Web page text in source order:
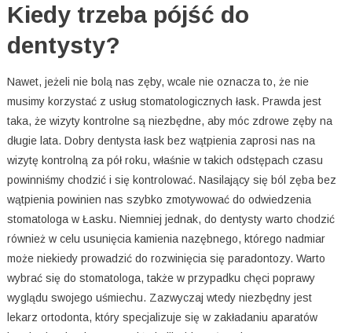
Kiedy trzeba pójść do
dentysty?
Nawet, jeżeli nie bolą nas zęby, wcale nie oznacza to, że nie
musimy korzystać z usług stomatologicznych łask. Prawda jest
taka, że wizyty kontrolne są niezbędne, aby móc zdrowe zęby na
długie lata. Dobry dentysta łask bez wątpienia zaprosi nas na
wizytę kontrolną za pół roku, właśnie w takich odstępach czasu
powinniśmy chodzić i się kontrolować. Nasilający się ból zęba bez
wątpienia powinien nas szybko zmotywować do odwiedzenia
stomatologa w Łasku. Niemniej jednak, do dentysty warto chodzić
również w celu usunięcia kamienia nazębnego, którego nadmiar
może niekiedy prowadzić do rozwinięcia się paradontozy. Warto
wybrać się do stomatologa, także w przypadku chęci poprawy
wyglądu swojego uśmiechu. Zazwyczaj wtedy niezbędny jest
lekarz ortodonta, który specjalizuje się w zakładaniu aparatów